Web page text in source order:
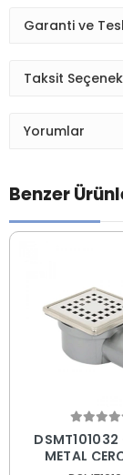
Garanti ve
Taksit
Yorumlar
Benzer
DSMT101032
METAL